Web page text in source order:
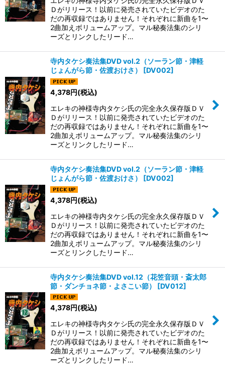
Ｄがリリース！以前に発売されていたビデオのた
だの再収録ではありません！それぞれに新曲を1〜
2曲加えボリュームアップ。マル秘奏法集のシリ
ーズとリンクしたリード…
寺内タケシ奏法集DVD vol.2（ソーラン節・津軽
じょんがら節・佐渡おけさ）
[DV002]
4,378円(税込)
エレキの神様寺内タケシ氏の完全永久保存版ＤＶ
Ｄがリリース！以前に発売されていたビデオのた
だの再収録ではありません！それぞれに新曲を1〜
2曲加えボリュームアップ。マル秘奏法集のシリ
ーズとリンクしたリード…
寺内タケシ奏法集DVD vol.2（ソーラン節・津軽
じょんがら節・佐渡おけさ）
[DV002]
4,378円(税込)
エレキの神様寺内タケシ氏の完全永久保存版ＤＶ
Ｄがリリース！以前に発売されていたビデオのた
だの再収録ではありません！それぞれに新曲を1〜
2曲加えボリュームアップ。マル秘奏法集のシリ
ーズとリンクしたリード…
寺内タケシ奏法集DVD vol.12（花笠音頭・斎太郎
節・ダンチョネ節・よさこい節）
[DV012]
4,378円(税込)
エレキの神様寺内タケシ氏の完全永久保存版ＤＶ
Ｄがリリース！以前に発売されていたビデオのた
だの再収録ではありません！それぞれに新曲を1〜
2曲加えボリュームアップ。マル秘奏法集のシリ
ーズとリンクしたリード…